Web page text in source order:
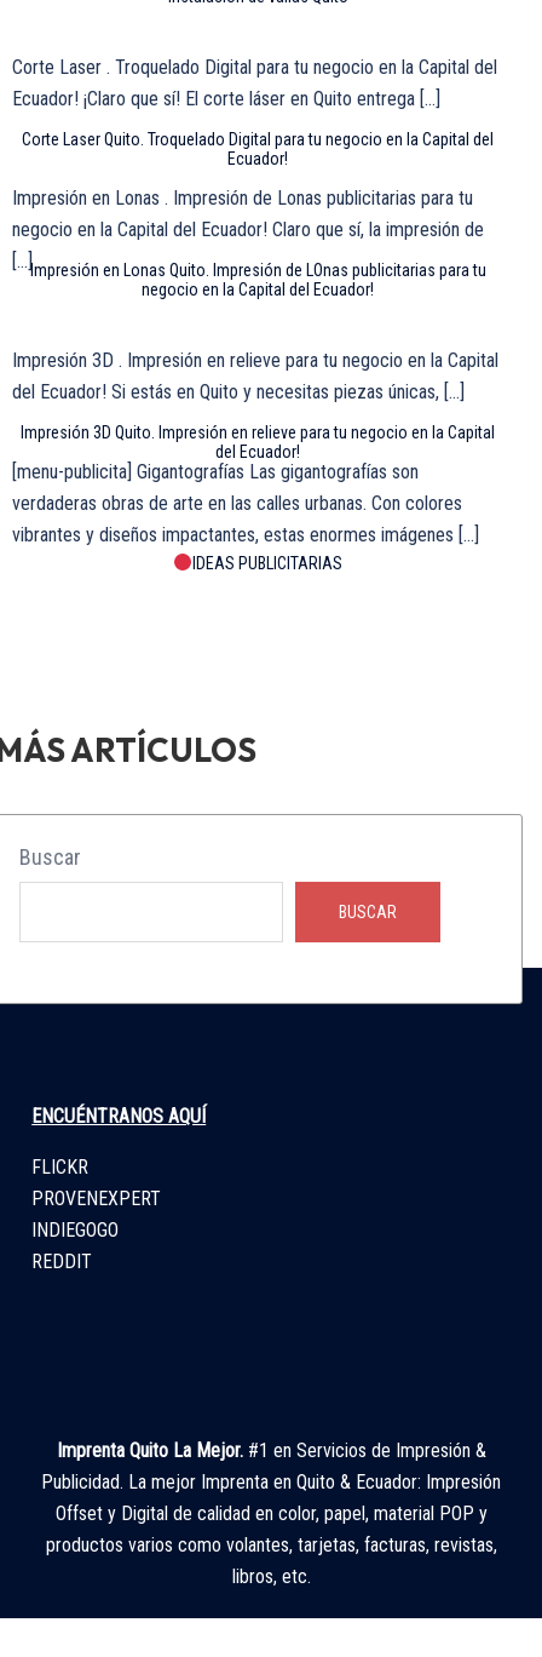
Corte Laser Quito. Troquelado Digital para tu negocio en la Capital del
Ecuador!
Corte Laser . Troquelado Digital para tu negocio en la Capital del
Ecuador! ¡Claro que sí! El corte láser en Quito entrega […]
Impresión en Lonas Quito. Impresión de LOnas publicitarias para tu
negocio en la Capital del Ecuador!
Impresión en Lonas . Impresión de Lonas publicitarias para tu
negocio en la Capital del Ecuador! Claro que sí, la impresión de
[…]
Impresión 3D Quito. Impresión en relieve para tu negocio en la Capital
del Ecuador!
Impresión 3D . Impresión en relieve para tu negocio en la Capital
del Ecuador! Si estás en Quito y necesitas piezas únicas, […]
IDEAS PUBLICITARIAS
[menu-publicita] Gigantografías Las gigantografías son
verdaderas obras de arte en las calles urbanas. Con colores
vibrantes y diseños impactantes, estas enormes imágenes […]
Paginación
de
Buscar
BUSCAR
ENCUÉNTRANOS AQUÍ
FLICKR
PROVENEXPERT
INDIEGOGO
REDDIT
Imprenta Quito La Mejor.#1 en Servicios de Impresión &
Publicidad. La mejor Imprenta en Quito & Ecuador: Impresión
Offset y Digital de calidad en color, papel, material POP y
productos varios como volantes, tarjetas, facturas, revistas,
libros, etc.